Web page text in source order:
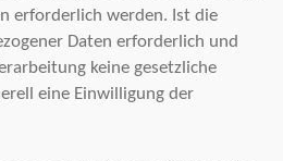
erforderlich werden. Ist die
Daten erforderlich und
keine gesetzliche
eine Einwilligung der